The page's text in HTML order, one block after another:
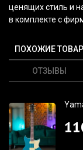
ценящих стиль и
в комплекте с
ПОХОЖИЕ
ОТЗЫВЫ